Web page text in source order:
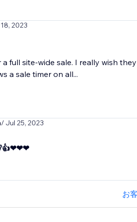
2023
a full site-wide sale. I really wish
a sale timer on all...
/ Jul 25, 2023
お